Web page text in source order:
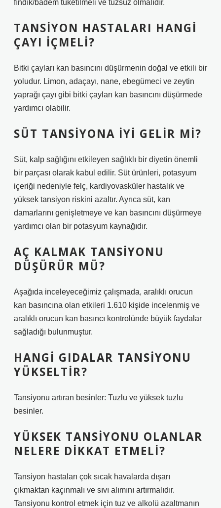
fındık/badem tüketilmeli ve tuzsuz olmalıdır.
TANSIYON HASTALARI HANGI
ÇAYI IÇMELI?
Bitki çayları kan basıncını düşürmenin doğal ve etkili bir
yoludur. Limon, adaçayı, nane, ebegümeci ve zeytin
yaprağı çayı gibi bitki çayları kan basıncını düşürmede
yardımcı olabilir.
SÜT TANSIYONA IYI GELIR MI?
Süt, kalp sağlığını etkileyen sağlıklı bir diyetin önemli
bir parçası olarak kabul edilir. Süt ürünleri, potasyum
içeriği nedeniyle felç, kardiyovasküler hastalık ve
yüksek tansiyon riskini azaltır. Ayrıca süt, kan
damarlarını genişletmeye ve kan basıncını düşürmeye
yardımcı olan bir potasyum kaynağıdır.
AÇ KALMAK TANSIYONU
DÜŞÜRÜR MÜ?
Aşağıda inceleyeceğimiz çalışmada, aralıklı orucun
kan basıncına olan etkileri 1.610 kişide incelenmiş ve
aralıklı orucun kan basıncı kontrolünde büyük faydalar
sağladığı bulunmuştur.
HANGI GIDALAR TANSIYONU
YÜKSELTIR?
Tansiyonu artıran besinler: Tuzlu ve yüksek tuzlu
besinler.
YÜKSEK TANSIYONU OLANLAR
NELERE DIKKAT ETMELI?
Tansiyon hastaları çok sıcak havalarda dışarı
çıkmaktan kaçınmalı ve sıvı alımını artırmalıdır.
Tansiyonu kontrol etmek için tuz ve alkolü azaltmanın